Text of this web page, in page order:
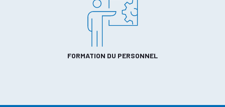
FORMATION DU PERSONNEL